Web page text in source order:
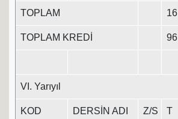
TOPLAM 16
TOPLAM KREDİ 96
VI. Yarıyıl
KOD DERSİN ADI Z/S T